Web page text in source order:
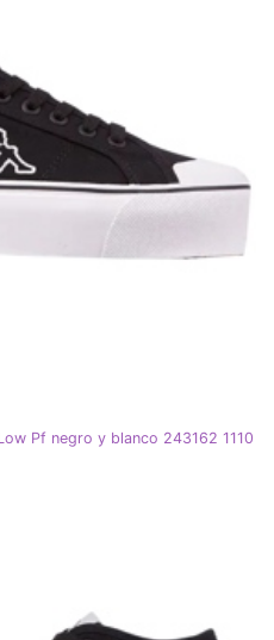
Pf negro y blanco 243162 1110